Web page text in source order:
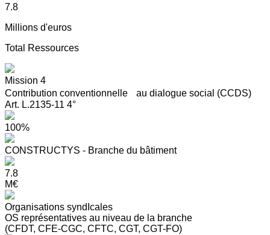
7.8
Millions d'euros
Total Ressources
Mission 4
Contribution conventionnelle au dialogue social (CCDS)
Art. L.2135-11 4°
100%
CONSTRUCTYS - Branche du bâtiment
7.8
M€
Organisations syndIcales
OS représentatives au niveau de la branche
(CFDT, CFE-CGC, CFTC, CGT, CGT-FO)